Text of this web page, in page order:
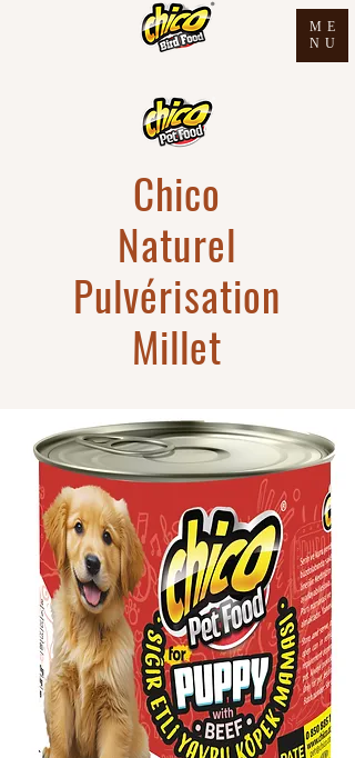
ME
NU
Chico
Naturel
Pulvérisation
Millet